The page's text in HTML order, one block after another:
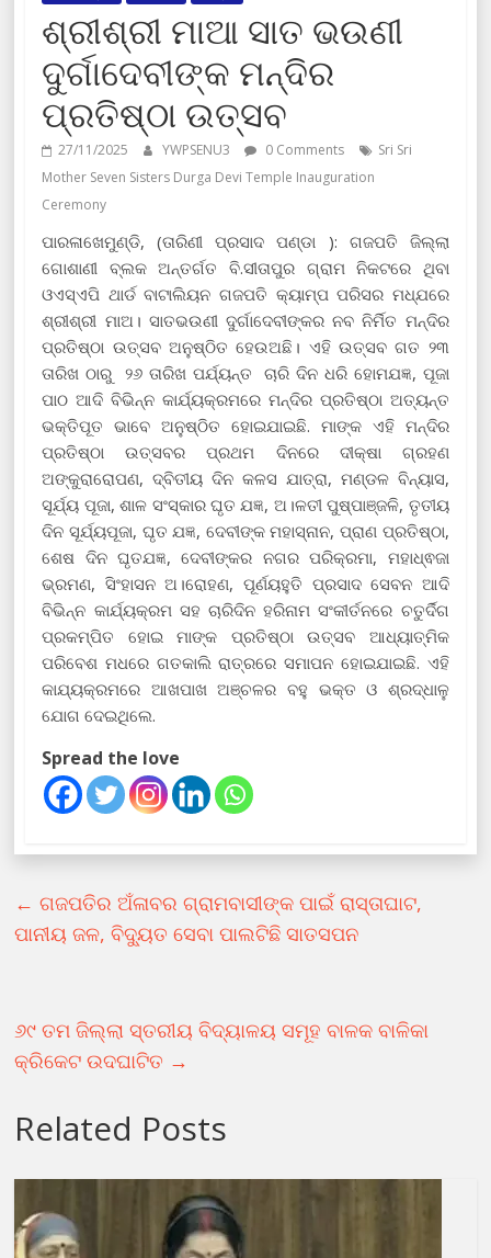
ଶ୍ରୀଶ୍ରୀ ମାଆ ସାତ ଭଉଣୀ
ଦୁର୍ଗାଦେବୀଙ୍କ ମନ୍ଦିର
ପ୍ରତିଷ୍ଠା ଉତ୍ସବ
27/11/2025 YWPSENU3 0 Comments
Sri Sri
Mother Seven Sisters Durga Devi Temple Inauguration
Ceremony
ପାରଳାଖେମୁଣ୍ଡି, (ତାରିଣୀ ପ୍ରସାଦ ପଣ୍ଡା ): ଗଜପତି ଜିଲ୍ଲା
ଗୋଶାଣୀ ବ୍ଲକ ଅନ୍ତର୍ଗତ ବି.ସୀତାପୁର ଗ୍ରାମ ନିକଟରେ ଥିବା
ଓଏସ୍ଏପି ଥାର୍ଡ ବାଟାଲିୟନ ଗଜପତି କ୍ୟାମ୍ପ ପରିସର ମଧ୍ଯରେ
ଶ୍ରୀଶ୍ରୀ ମାଅ। ସାତଭଉଣୀ ଦୁର୍ଗାଦେବୀଙ୍କର ନବ ନିର୍ମିତ ମନ୍ଦିର
ପ୍ରତିଷ୍ଠା ଉତ୍ସବ ଅନୁଷ୍ଠିତ ହେଉଅଛି। ଏହି ଉତ୍ସବ ଗତ ୨୩
ତାରିଖ ଠାରୁ ୨୬ ତାରିଖ ପର୍ଯ୍ୟନ୍ତ ଚାରି ଦିନ ଧରି ହୋମଯଜ୍ଞ, ପୂଜା
ପାଠ ଆଦି ବିଭିନ୍ନ କାର୍ଯ୍ୟକ୍ରମରେ ମନ୍ଦିର ପ୍ରତିଷ୍ଠା ଅତ୍ୟନ୍ତ
ଭକ୍ତିପୂତ ଭାବେ ଅନୁଷ୍ଠିତ ହୋଇଯାଇଛି. ମାଙ୍କ ଏହି ମନ୍ଦିର
ପ୍ରତିଷ୍ଠା ଉତ୍ସବର ପ୍ରଥମ ଦିନରେ ଦୀକ୍ଷା ଗ୍ରହଣ
ଅଙ୍କୁରାରୋପଣ, ଦ୍ବିତୀୟ ଦିନ କଳସ ଯାତ୍ରା, ମଣ୍ଡଳ ବିନ୍ୟାସ,
ସୂର୍ଯ୍ୟ ପୂଜା, ଶାଳ ସଂସ୍କାର ଘୃତ ଯଜ୍ଞ, ଅ।ଳତୀ ପୁଷ୍ପାଞ୍ଜଳି, ତୃତୀୟ
ଦିନ ସୂର୍ଯ୍ୟପୂଜା, ଘୃତ ଯଜ୍ଞ, ଦେବୀଙ୍କ ମହାସ୍ନାନ, ପ୍ରାଣ ପ୍ରତିଷ୍ଠା,
ଶେଷ ଦିନ ଘୃତଯଜ୍ଞ, ଦେବୀଙ୍କର ନଗର ପରିକ୍ରମା, ମହାଧ୍ଵଜା
ଭ୍ରମଣ, ସିଂହାସନ ଅ।ରୋହଣ, ପୂର୍ଣୟହୁତି ପ୍ରସାଦ ସେବନ ଆଦି
ବିଭିନ୍ନ କାର୍ଯ୍ୟକ୍ରମ ସହ ଚାରିଦିନ ହରିନାମ ସଂକୀର୍ତନରେ ଚତୁର୍ଦିଗ
ପ୍ରକମ୍ପିତ ହୋଇ ମାଙ୍କ ପ୍ରତିଷ୍ଠା ଉତ୍ସବ ଆଧ୍ୟାତ୍ମିକ
ପରିବେଶ ମଧରେ ଗତକାଲି ରାତ୍ରରେ ସମାପନ ହୋଇଯାଇଛି. ଏହି
କାଯ୍ୟକ୍ରମରେ ଆଖପାଖ ଅଞ୍ଚଳର ବହୁ ଭକ୍ତ ଓ ଶ୍ରଦ୍ଧାଳୁ
ଯୋଗ ଦେଇଥିଲେ.
Spread the love
← ଗଜପତିର ଅଁଳାବର ଗ୍ରାମବାସୀଙ୍କ ପାଇଁ ରାସ୍ତାଘାଟ,
ପାନୀୟ ଜଳ, ବିଦ୍ୟୁତ ସେବା ପାଲଟିଛି ସାତସପନ
୬୯ ତମ ଜିଲ୍ଲା ସ୍ତରୀୟ ବିଦ୍ୟାଳୟ ସମୂହ ବାଳକ ବାଳିକା
କ୍ରିକେଟ ଉଦଘାଟିତ →
Related Posts